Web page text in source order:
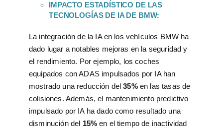
IMPACTO ESTADÍSTICO DE LAS
TECNOLOGÍAS DE IA DE BMW:
La integración de la IA en los vehículos BMW ha
dado lugar a notables mejoras en la seguridad y
el rendimiento. Por ejemplo, los coches
equipados con ADAS impulsados por IA han
mostrado una reducción del35%en las tasas de
colisiones. Además, el mantenimiento predictivo
impulsado por IA ha dado como resultado una
disminución del 15% en el tiempo de inactividad